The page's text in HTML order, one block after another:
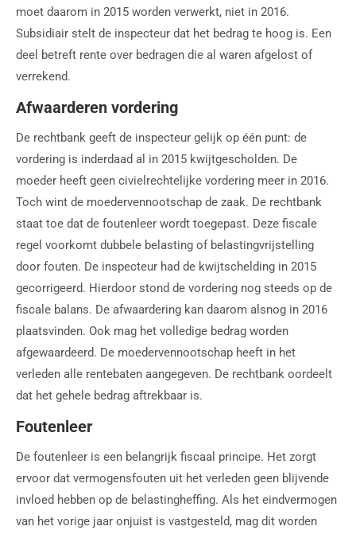
moet daarom in 2015 worden verwerkt, niet in 2016.
Subsidiair stelt de inspecteur dat het bedrag te hoog is. Een
deel betreft rente over bedragen die al waren afgelost of
verrekend.
Afwaarderen vordering
De rechtbank geeft de inspecteur gelijk op één punt: de
vordering is inderdaad al in 2015 kwijtgescholden. De
moeder heeft geen civielrechtelijke vordering meer in 2016.
Toch wint de moedervennootschap de zaak. De rechtbank
staat toe dat de foutenleer wordt toegepast. Deze fiscale
regel voorkomt dubbele belasting of belastingvrijstelling
door fouten. De inspecteur had de kwijtschelding in 2015
gecorrigeerd. Hierdoor stond de vordering nog steeds op de
fiscale balans. De afwaardering kan daarom alsnog in 2016
plaatsvinden. Ook mag het volledige bedrag worden
afgewaardeerd. De moedervennootschap heeft in het
verleden alle rentebaten aangegeven. De rechtbank oordeelt
dat het gehele bedrag aftrekbaar is.
Foutenleer
De foutenleer is een belangrijk fiscaal principe. Het zorgt
ervoor dat vermogensfouten uit het verleden geen blijvende
invloed hebben op de belastingheffing. Als het eindvermogen
van het vorige jaar onjuist is vastgesteld, mag dit worden